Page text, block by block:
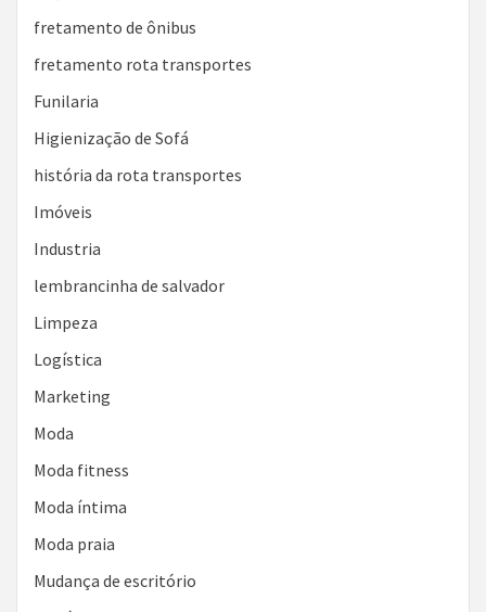
fretamento de ônibus
fretamento rota transportes
Funilaria
Higienização de Sofá
história da rota transportes
Imóveis
Industria
lembrancinha de salvador
Limpeza
Logística
Marketing
Moda
Moda fitness
Moda íntima
Moda praia
Mudança de escritório